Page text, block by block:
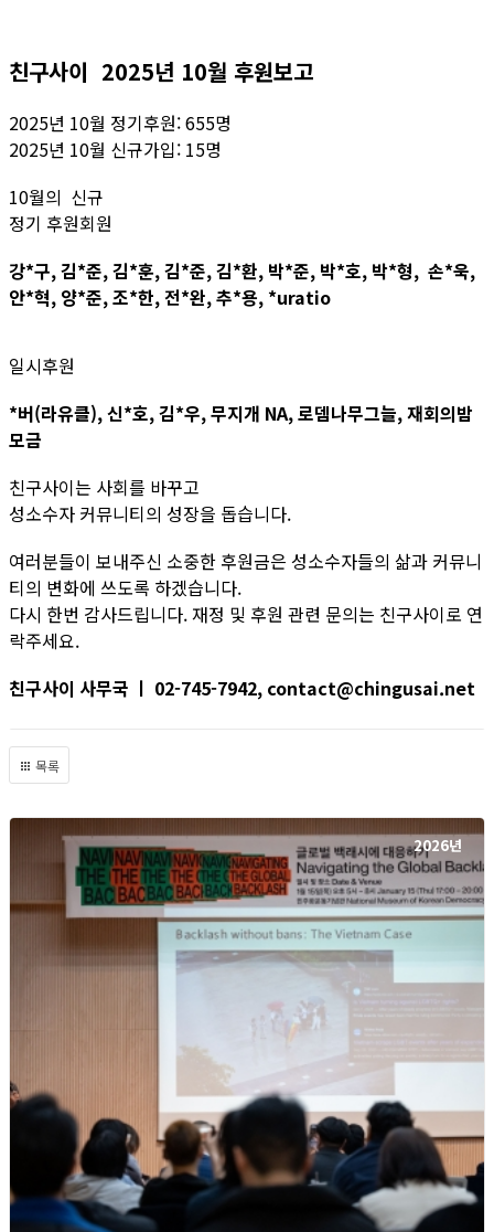
친구사이 2025년 10월 후원보고
2025년 10월 정기후원: 655명
2025년 10월 신규가입: 15명
10월의 신규
정기 후원회원
강*구, 김*준, 김*훈, 김*준, 김*환, 박*준, 박*호, 박*형, 손*욱,
안*혁, 양*준, 조*한, 전*완, 추*용, *uratio
일시후원
*버(라유클), 신*호, 김*우, 무지개 NA, 로뎀나무그늘, 재회의밤
모금
친구사이는 사회를 바꾸고
성소수자 커뮤니티의 성장을 돕습니다.
여러분들이 보내주신 소중한 후원금은 성소수자들의 삶과 커뮤니
티의 변화에 쓰도록 하겠습니다.
다시 한번 감사드립니다. 재정 및 후원 관련 문의는 친구사이로 연
락주세요.
친구사이 사무국 ㅣ 02-745-7942, contact@chingusai.net
목록
2026년